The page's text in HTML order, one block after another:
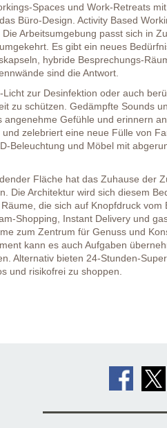
Spaces und Work-Retreats
Büro-Design. Activity Based
Arbeitsumgebung passt sich in
Es gibt ein neues
hybride Besprechungs-
sind die Antwort.
Licht zur Desinfektion oder auch
zu schützen. Gedämpfte Sounds
angenehme Gefühle und erinnern
zelebriert eine neue Fülle von
Beleuchtung und Möbel mit
Fläche hat das Zuhause der
Die Architektur wird sich diesem
die sich auf Knopfdruck vom
Shopping, Instant Delivery und
zum Zentrum für Genuss und
kann es auch Aufgaben
Alternativ bieten 24-Stunden-
und risikofrei zu shoppen.